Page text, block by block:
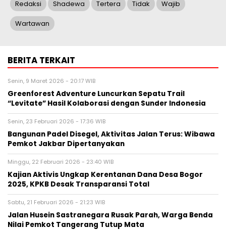
Redaksi Shadewa Tertera Tidak Wajib
Wartawan
BERITA TERKAIT
Senin, 9 Maret 2026 - 20:17 WIB
Greenforest Adventure Luncurkan Sepatu Trail
“Levitate” Hasil Kolaborasi dengan Sunder Indonesia
Senin, 23 Februari 2026 - 17:36 WIB
Bangunan Padel Disegel, Aktivitas Jalan Terus: Wibawa
Pemkot Jakbar Dipertanyakan
Minggu, 22 Februari 2026 - 23:40 WIB
Kajian Aktivis Ungkap Kerentanan Dana Desa Bogor
2025, KPKB Desak Transparansi Total
Sabtu, 21 Februari 2026 - 21:23 WIB
Jalan Husein Sastranegara Rusak Parah, Warga Benda
Nilai Pemkot Tangerang Tutup Mata